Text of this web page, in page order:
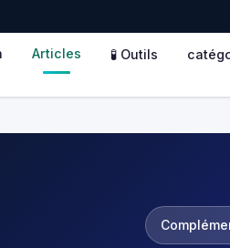
Articles 🧪 Outils